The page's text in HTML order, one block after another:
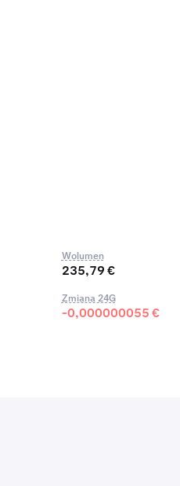
Wolumen
235,79 €
Zmiana 24G
-0,000000055 €